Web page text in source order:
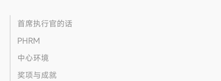
首席执行官的话
PHRM
中心环境
奖项与成就